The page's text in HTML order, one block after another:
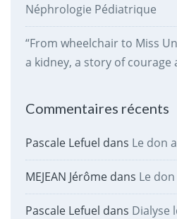
Néphrologie Pédiatrique
“From wheelchair to Miss
a kidney, a story of courage
Commentaires récents
Pascale Lefuel dans Le don
MEJEAN Jérômedans Le
Pascale Lefuel dans Dialyse